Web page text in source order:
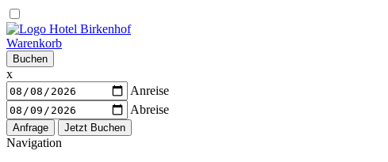
Warenkorb
Buchen
x
Anreise
Abreise
Navigation